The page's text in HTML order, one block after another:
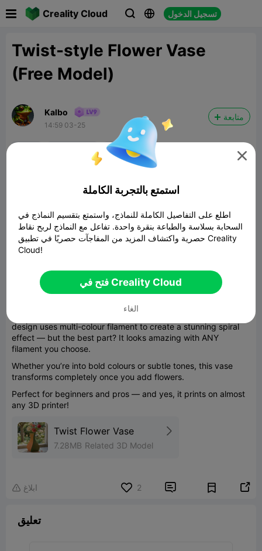
Creality Cloud   تسجيل الدخول
Twist-style Flower Vase
(Free Model)
Kalbo
14:59 03-25
متابعة
spiral vase
design uses multi-colour filament to create a stunning spiral
effect — but the best part? It looks amazing with ANY
filament you choose.
Whether you’re into bold colours or subtle tones, this vase
transforms completely once you add flowers.
Perfect for beginners and pros — and yes, it prints on almost
any 3D printer!
Twist Flower Vase
7.28MB Related 3D Model
 ابلاغ 2  
تعليق

استمتع بالتجربة الكاملة
اطلع على التفاصيل الكاملة للنماذج، واستمتع بتقسيم النماذج في
السحابة بسلاسة والطباعة بنقرة واحدة. تفاعل مع النماذج لربح نقاط
حصرية واكتشاف المزيد من المفاجآت حصريًا في تطبيق Creality
Cloud!
فتح في Creality Cloud
الغاء